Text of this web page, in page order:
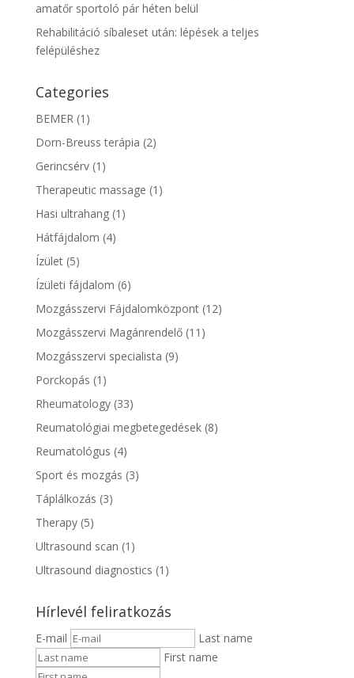
amatőr sportoló pár héten belül
Rehabilitáció síbaleset után: lépések a teljes
felépüléshez
Categories
BEMER(1)
Dorn-Breuss terápia (2)
Gerincsérv(1)
Therapeutic massage (1)
Hasi ultrahang(1)
Hátfájdalom (4)
Ízület(5)
Ízületi fájdalom (6)
Mozgásszervi Fájdalomközpont(12)
Mozgásszervi Magánrendelő(11)
Mozgásszervi specialista (9)
Porckopás (1)
Rheumatology(33)
Reumatológiai megbetegedések(8)
Reumatológus (4)
Sport és mozgás (3)
Táplálkozás (3)
Therapy(5)
Ultrasound scan (1)
Ultrasound diagnostics (1)
Hírlevél feliratkozás
E-mail
Last name
First name